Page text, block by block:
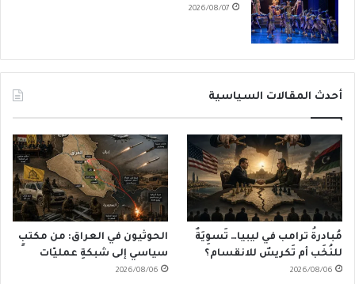
2026/08/07
أحدث المقالات السياسية
مُبادرةُ ترامب في ليبيا… تَسوِيَةٌ
للنُخَب أم تَكريسٌ للانقسام؟
2026/08/06
الحوثيون في العراق: من مكتبٍ
سياسي إلى شبكةِ عمليّات
2026/08/06